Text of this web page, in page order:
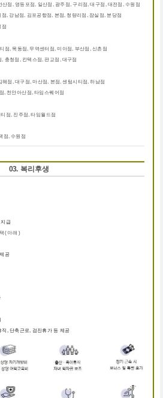
산점, 영등포점, 일산점, 광주점, 구리점, 대구점, 대전점, 수원점
, 강남점, 김포공항점, 본점, 청량리점, 잠실점, 분당점
점
점, 목동점, 무역센터점, 미아점, 부산점, 신촌점
충청점, 킨텍스점, 판교점, 대구점
해점, 대구점, 마산점, 본점, 센텀시티점, 하남점
, 천안아산점, 타임스퀘어점
점, 진주점, 타임월드점
점, 수원점
03. 복리후생
지급
( 아래 )
공
, 단축근로, 검진휴가 등 제공